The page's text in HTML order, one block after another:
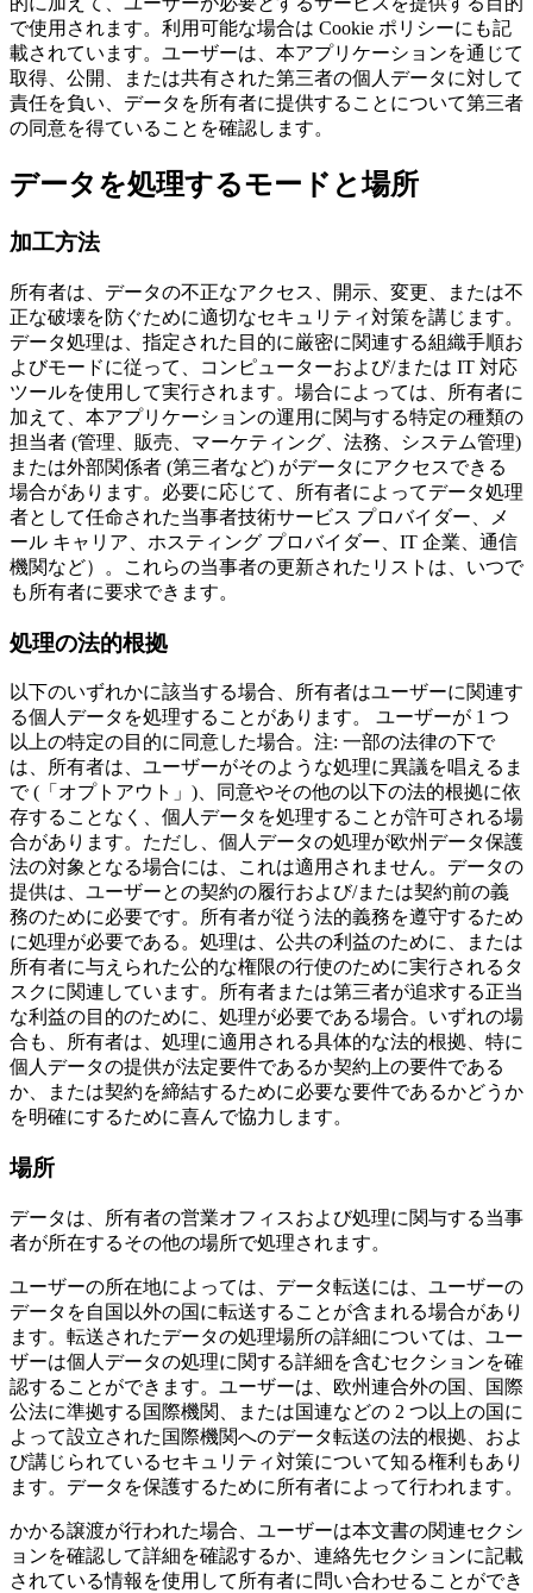
で使用されます。利用可能な場合は Cookie ポリシーにも記
載されています。ユーザーは、本アプリケーションを通じて
取得、公開、または共有された第三者の個人データに対して
責任を負い、データを所有者に提供することについて第三者
の同意を得ていることを確認します。
データを処理するモードと場所
加工方法
所有者は、データの不正なアクセス、開示、変更、または不
正な破壊を防ぐために適切なセキュリティ対策を講じます。
データ処理は、指定された目的に厳密に関連する組織手順お
よびモードに従って、コンピューターおよび/または IT 対応
ツールを使用して実行されます。場合によっては、所有者に
加えて、本アプリケーションの運用に関与する特定の種類の
担当者 (管理、販売、マーケティング、法務、システム管理)
または外部関係者 (第三者など) がデータにアクセスできる
場合があります。必要に応じて、所有者によってデータ処理
者として任命された当事者技術サービス プロバイダー、メ
ール キャリア、ホスティング プロバイダー、IT 企業、通信
機関など）。これらの当事者の更新されたリストは、いつで
も所有者に要求できます。
処理の法的根拠
以下のいずれかに該当する場合、所有者はユーザーに関連す
る個人データを処理することがあります。 ユーザーが 1 つ
以上の特定の目的に同意した場合。注: 一部の法律の下で
は、所有者は、ユーザーがそのような処理に異議を唱えるま
で (「オプトアウト」)、同意やその他の以下の法的根拠に依
存することなく、個人データを処理することが許可される場
合があります。ただし、個人データの処理が欧州データ保護
法の対象となる場合には、これは適用されません。データの
提供は、ユーザーとの契約の履行および/または契約前の義
務のために必要です。所有者が従う法的義務を遵守するため
に処理が必要である。処理は、公共の利益のために、または
所有者に与えられた公的な権限の行使のために実行されるタ
スクに関連しています。所有者または第三者が追求する正当
な利益の目的のために、処理が必要である場合。いずれの場
合も、所有者は、処理に適用される具体的な法的根拠、特に
個人データの提供が法定要件であるか契約上の要件である
か、または契約を締結するために必要な要件であるかどうか
を明確にするために喜んで協力します。
場所
データは、所有者の営業オフィスおよび処理に関与する当事
者が所在するその他の場所で処理されます。
ユーザーの所在地によっては、データ転送には、ユーザーの
データを自国以外の国に転送することが含まれる場合があり
ます。転送されたデータの処理場所の詳細については、ユー
ザーは個人データの処理に関する詳細を含むセクションを確
認することができます。ユーザーは、欧州連合外の国、国際
公法に準拠する国際機関、または国連などの 2 つ以上の国に
よって設立された国際機関へのデータ転送の法的根拠、およ
び講じられているセキュリティ対策について知る権利もあり
ます。データを保護するために所有者によって行われます。
かかる譲渡が行われた場合、ユーザーは本文書の関連セクシ
ョンを確認して詳細を確認するか、連絡先セクションに記載
されている情報を使用して所有者に問い合わせることができ